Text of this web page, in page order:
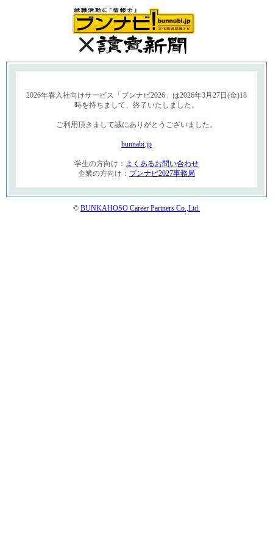
2026年春入社向けサービス「ブンナビ2026」は2026年3月27日(金)18
時を持ちまして、終了いたしました。
ご利用頂きまして誠にありがとうございました。
bunnabi.jp
学生の方向け： よくあるお問い合わせ
企業の方向け： ブンナビ2027事務局
© BUNKAHOSO Career Partners Co.,Ltd.